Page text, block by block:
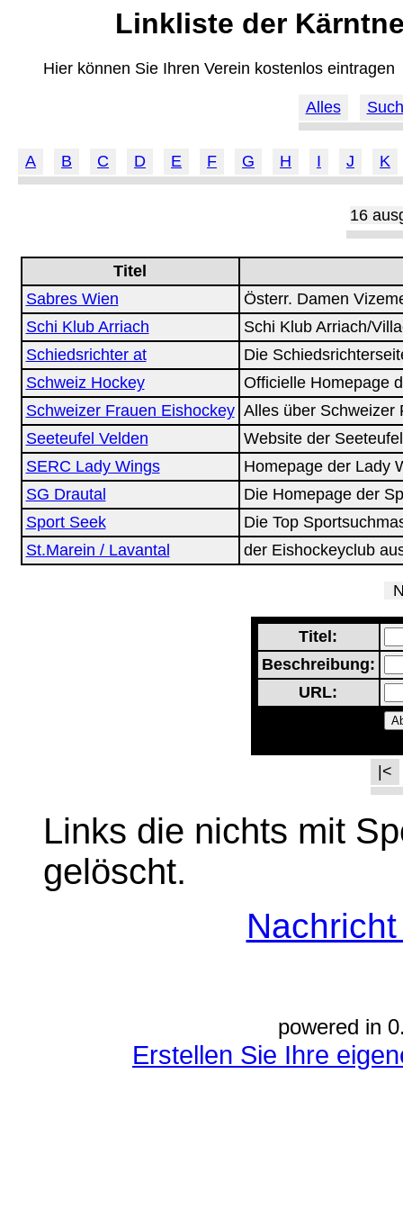
Linkliste der
Hier können Sie Ihren Verein kostenlos eintragen
Alles
A B C D E F G H I J K
16
Titel
Sabres Wien
Österr. Damen
Schi Klub Arriach
Schi Klub Arriach/
Schiedsrichter at
Die
Schweiz Hockey
Officielle Homepage
Schweizer Frauen Eishockey Alles über Schweizer
Seeteufel Velden
Website der
SERC Lady Wings
Homepage der Lady
SG Drautal
Die Homepage der
Sport Seek
Die Top
St.Marein / Lavantal
der Eishockeyclub
Titel:
Beschreibung:
URL:
|<
Links die nichts mit
gelöscht.
powered in
Erstellen Sie Ihre